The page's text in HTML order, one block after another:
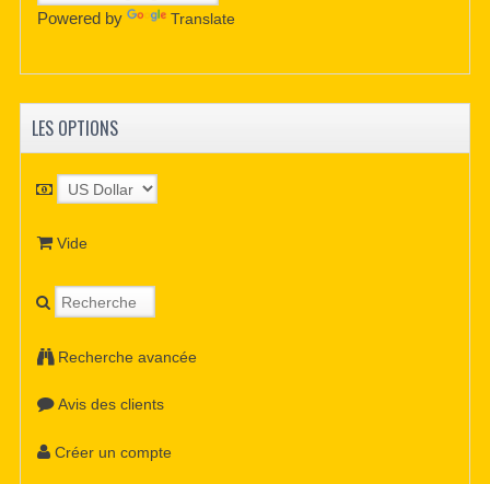
Powered by Translate
LES OPTIONS
Vide
Recherche avancée
Avis des clients
Créer un compte